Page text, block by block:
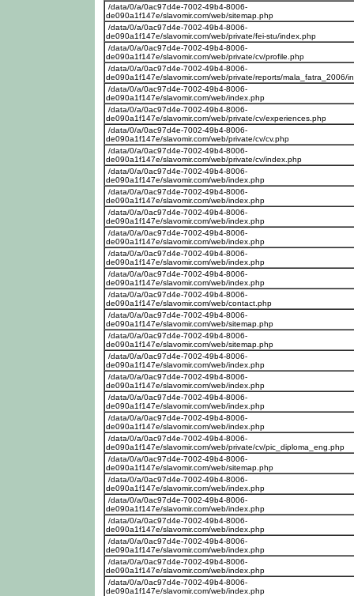
/data/0/a/0ac97d4e-7002-49b4-8006-
de090a1f147e/slavomir.com/web/sitemap.php
/data/0/a/0ac97d4e-7002-49b4-8006-
de090a1f147e/slavomir.com/web/private/fei-stu/index.php
/data/0/a/0ac97d4e-7002-49b4-8006-
de090a1f147e/slavomir.com/web/private/cv/profile.php
/data/0/a/0ac97d4e-7002-49b4-8006-
de090a1f147e/slavomir.com/web/private/reports/mala_fatra_2006/
/data/0/a/0ac97d4e-7002-49b4-8006-
de090a1f147e/slavomir.com/web/index.php
/data/0/a/0ac97d4e-7002-49b4-8006-
de090a1f147e/slavomir.com/web/private/cv/experiences.php
/data/0/a/0ac97d4e-7002-49b4-8006-
de090a1f147e/slavomir.com/web/private/cv/cv.php
/data/0/a/0ac97d4e-7002-49b4-8006-
de090a1f147e/slavomir.com/web/private/cv/index.php
/data/0/a/0ac97d4e-7002-49b4-8006-
de090a1f147e/slavomir.com/web/index.php
/data/0/a/0ac97d4e-7002-49b4-8006-
de090a1f147e/slavomir.com/web/index.php
/data/0/a/0ac97d4e-7002-49b4-8006-
de090a1f147e/slavomir.com/web/index.php
/data/0/a/0ac97d4e-7002-49b4-8006-
de090a1f147e/slavomir.com/web/index.php
/data/0/a/0ac97d4e-7002-49b4-8006-
de090a1f147e/slavomir.com/web/index.php
/data/0/a/0ac97d4e-7002-49b4-8006-
de090a1f147e/slavomir.com/web/index.php
/data/0/a/0ac97d4e-7002-49b4-8006-
de090a1f147e/slavomir.com/web/contact.php
/data/0/a/0ac97d4e-7002-49b4-8006-
de090a1f147e/slavomir.com/web/sitemap.php
/data/0/a/0ac97d4e-7002-49b4-8006-
de090a1f147e/slavomir.com/web/sitemap.php
/data/0/a/0ac97d4e-7002-49b4-8006-
de090a1f147e/slavomir.com/web/index.php
/data/0/a/0ac97d4e-7002-49b4-8006-
de090a1f147e/slavomir.com/web/index.php
/data/0/a/0ac97d4e-7002-49b4-8006-
de090a1f147e/slavomir.com/web/index.php
/data/0/a/0ac97d4e-7002-49b4-8006-
de090a1f147e/slavomir.com/web/index.php
/data/0/a/0ac97d4e-7002-49b4-8006-
de090a1f147e/slavomir.com/web/private/cv/pic_diploma_eng.php
/data/0/a/0ac97d4e-7002-49b4-8006-
de090a1f147e/slavomir.com/web/sitemap.php
/data/0/a/0ac97d4e-7002-49b4-8006-
de090a1f147e/slavomir.com/web/index.php
/data/0/a/0ac97d4e-7002-49b4-8006-
de090a1f147e/slavomir.com/web/index.php
/data/0/a/0ac97d4e-7002-49b4-8006-
de090a1f147e/slavomir.com/web/index.php
/data/0/a/0ac97d4e-7002-49b4-8006-
de090a1f147e/slavomir.com/web/index.php
/data/0/a/0ac97d4e-7002-49b4-8006-
de090a1f147e/slavomir.com/web/index.php
/data/0/a/0ac97d4e-7002-49b4-8006-
de090a1f147e/slavomir.com/web/index.php